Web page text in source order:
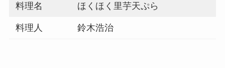
料理名 ほくほく里芋天ぷら
料理人 鈴木浩治